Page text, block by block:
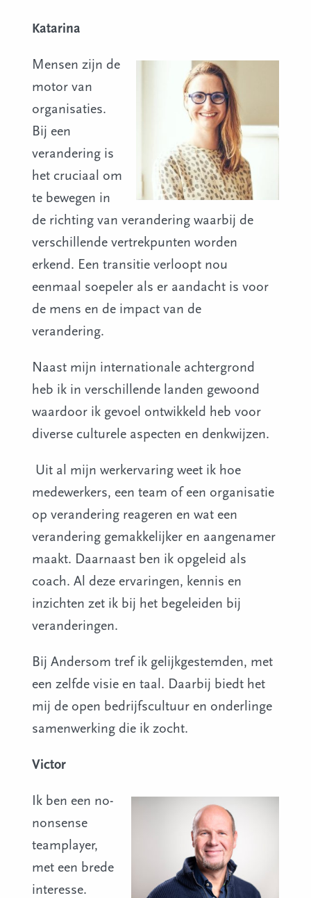
Katarina
Mensen zijn de
motor van
organisaties.
Bij een
verandering is
het cruciaal om
te bewegen in
de richting van verandering waarbij de
verschillende vertrekpunten worden
erkend. Een transitie verloopt nou
eenmaal soepeler als er aandacht is voor
de mens en de impact van de
verandering.
Naast mijn internationale achtergrond
heb ik in verschillende landen gewoond
waardoor ik gevoel ontwikkeld heb voor
diverse culturele aspecten en denkwijzen.
Uit al mijn werkervaring weet ik hoe
medewerkers, een team of een organisatie
op verandering reageren en wat een
verandering gemakkelijker en aangenamer
maakt. Daarnaast ben ik opgeleid als
coach. Al deze ervaringen, kennis en
inzichten zet ik bij het begeleiden bij
veranderingen.
Bij Andersom tref ik gelijkgestemden, met
een zelfde visie en taal. Daarbij biedt het
mij de open bedrijfscultuur en onderlinge
samenwerking die ik zocht.
Victor
Ik ben een no-
nonsense
teamplayer,
met een brede
interesse.